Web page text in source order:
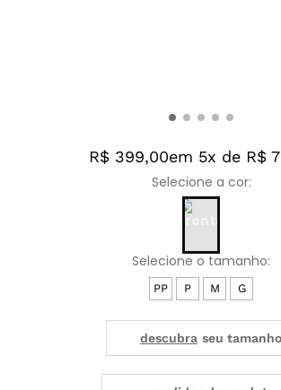
R$ 399,00em 5x de R$
PP P M G